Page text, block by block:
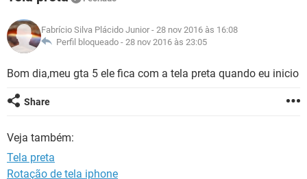
GUIA DE COMPRAS
INSTAGRAM GMAIL
GUIA DE COMPRAS
CELULAR
OUTLOOK EXCEL
INSTAGRAM GMAIL
FÓRUM
JOGOS WHATSAPP
CELULAR
OUTLOOK EXCEL
INSTAGRAM
GLOSSÁRIO
JOGOS WHATSAPP
INSTAGRAM
GUIA DE COMPRAS
Fabrício Silva Plácido Junior - 28 nov 2016 às 16:08
Perfil bloqueado - 28 nov 2016 às 23:05
Bom dia,meu gta 5 ele fica com a tela preta quando eu inicio
Share
Veja também:
Tela preta
Rotação de tela iphone